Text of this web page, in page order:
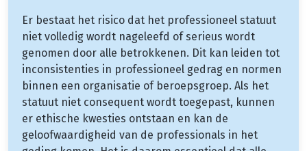
Er bestaat het risico dat het professioneel statuut
niet volledig wordt nageleefd of serieus wordt
genomen door alle betrokkenen. Dit kan leiden tot
inconsistenties in professioneel gedrag en normen
binnen een organisatie of beroepsgroep. Als het
statuut niet consequent wordt toegepast, kunnen
er ethische kwesties ontstaan en kan de
geloofwaardigheid van de professionals in het